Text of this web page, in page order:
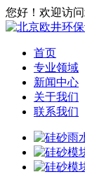
您好！欢迎访
首页
专业领域
新闻中心
关于我们
联系我们